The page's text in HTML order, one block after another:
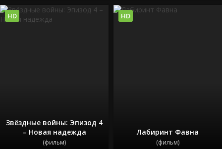
Звёздные войны: Эпизод 4
– Новая надежда
(фильм)
HD
Лабиринт Фавна
(фильм)
HD